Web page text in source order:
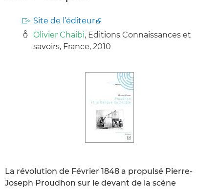
Site de l’éditeur
Olivier Chaibi, Editions Connaissances et
savoirs, France, 2010
La révolution de Février 1848 a propulsé Pierre-
Joseph Proudhon sur le devant de la scène